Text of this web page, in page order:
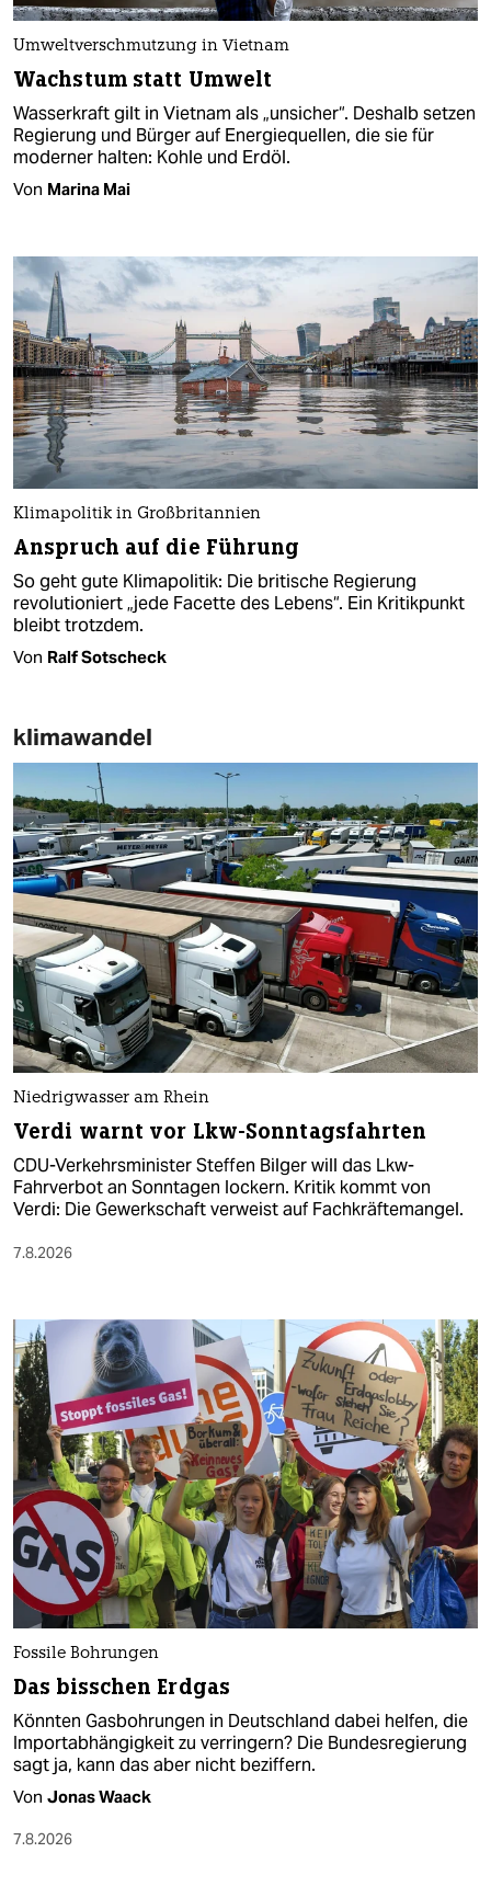
Umweltverschmutzung in Vietnam
Wachstum statt Umwelt
Wasserkraft gilt in Vietnam als „unsicher“. Deshalb setzen
Regierung und Bürger auf Energiequellen, die sie für
moderner halten: Kohle und Erdöl.
Von Marina Mai
Klimapolitik in Großbritannien
Anspruch auf die Führung
So geht gute Klimapolitik: Die britische Regierung
revolutioniert „jede Facette des Lebens“. Ein Kritikpunkt
bleibt trotzdem.
Von Ralf Sotscheck
klimawandel
Niedrigwasser am Rhein
Verdi warnt vor Lkw-Sonntagsfahrten
CDU-Verkehrsminister Steffen Bilger will das Lkw-
Fahrverbot an Sonntagen lockern. Kritik kommt von
Verdi: Die Gewerkschaft verweist auf Fachkräftemangel.
7.8.2026
Fossile Bohrungen
Das bisschen Erdgas
Könnten Gasbohrungen in Deutschland dabei helfen, die
Importabhängigkeit zu verringern? Die Bundesregierung
sagt ja, kann das aber nicht beziffern.
Von Jonas Waack
7.8.2026